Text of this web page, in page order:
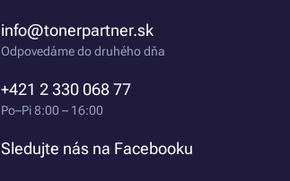
info@tonerpartner.sk
Odpovedáme do druhého dňa
+421 2 330 068 77
Po–Pi 8:00 – 16:00
Sledujte nás na Facebooku